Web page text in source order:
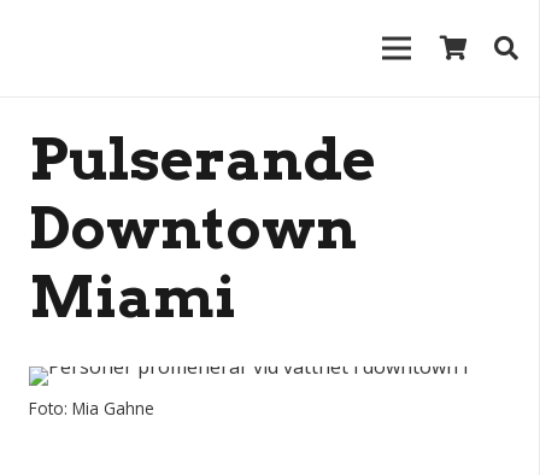
Pulserande
Downtown
Miami
Foto: Mia Gahne